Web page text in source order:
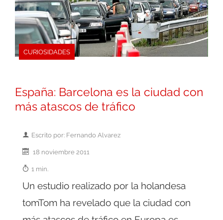
CURIOSIDADES
España: Barcelona es la ciudad con
más atascos de tráfico
Escrito por: Fernando Alvarez
18 noviembre 2011
1 min.
Un estudio realizado por la holandesa
tomTom ha revelado que la ciudad con